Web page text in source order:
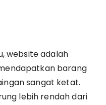
website adalah
barang
sangat ketat.
lebih rendah dari